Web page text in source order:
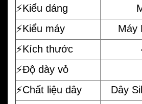
⚡️Kiểu dáng
⚡️Kiểu máy
Máy
⚡️Kích thước
⚡️Độ dày vỏ
⚡️Chất liệu dây
Dây